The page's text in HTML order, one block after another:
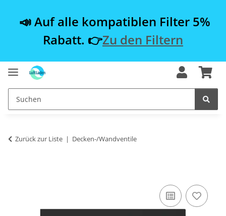
📣 Auf alle kompatiblen Filter 5%
Rabatt. 👉Zu den Filtern
Zurück zur Liste Decken-/Wandventile